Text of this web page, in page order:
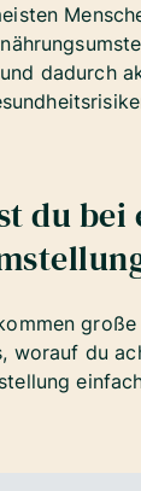
dadurch
du bei
worauf du